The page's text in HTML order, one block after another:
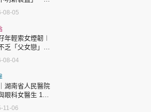
All rights reserved.
設備用途
08-05
年輕索女煙韌︱
乏「父女戀」
」 年齡差距最大
受矚目有李龍
08-04
湖南省人民醫院
眼科女醫生 17
戰」片流出 動作
11-06